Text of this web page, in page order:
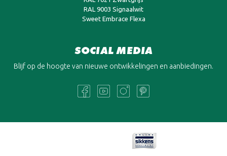
RAL 9003 Signaalwit
Sweet Embrace Flexa
SOCIAL MEDIA
Blijf op de hoogte van nieuwe ontwikkelingen en aanbiedingen.